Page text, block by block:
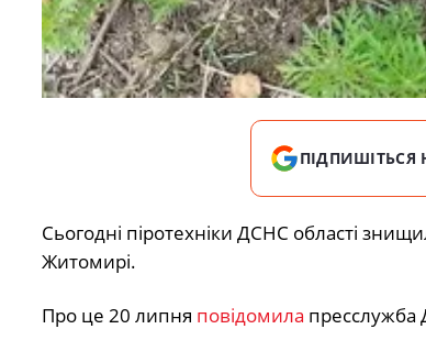
ПІДПИШІТЬСЯ
Сьогодні піротехніки ДСНС області
Житомирі.
Про це 20 липня повідомила пресслужба